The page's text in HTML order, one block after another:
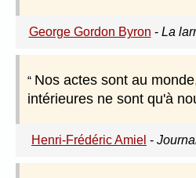
George Gordon Byron - La
Nos actes sont au
intérieures ne sont qu'à
Henri-Frédéric Amiel -